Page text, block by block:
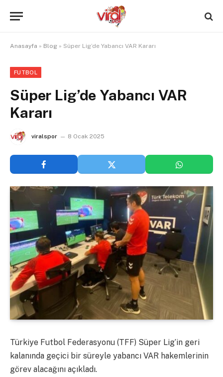
Anasayfa » Blog » Süper Lig’de Yabancı VAR Kararı
FUTBOL
Süper Lig’de Yabancı VAR
Kararı
viralspor 8 Ocak 2025
Türkiye Futbol Federasyonu (TFF) Süper Lig’in geri
kalanında geçici bir süreyle yabancı VAR hakemlerinin
görev alacağını açıkladı.